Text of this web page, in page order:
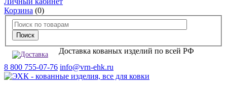
Корзина (0)
Доставка кованых изделий по всей РФ
8 800 755-07-76 info@vrn-ehk.ru